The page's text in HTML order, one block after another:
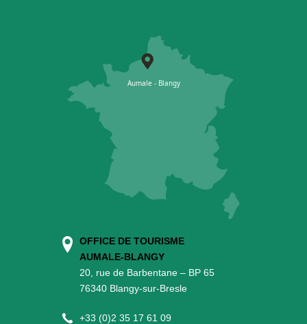
OFFICE DE TOURISME
AUMALE-BLANGY
20, rue de Barbentane – BP 65
76340 Blangy-sur-Bresle
+33 (0)2 35 17 61 09